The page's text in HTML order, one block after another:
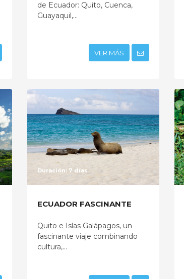
de Ecuador: Quito, Cuenca,
Guayaquil,...
VER MÁS
Duración: 7 días
ECUADOR FASCINANTE
Quito e Islas Galápagos, un
fascinante viaje combinando
cultura,...